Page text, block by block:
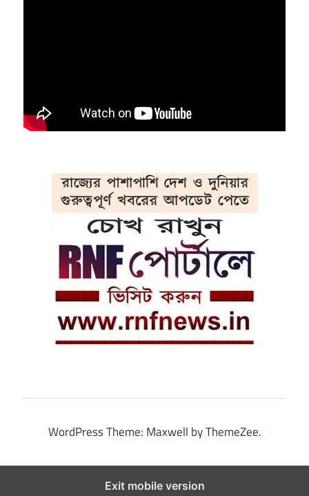
WordPress Theme: Maxwell by ThemeZee.
Exit mobile version